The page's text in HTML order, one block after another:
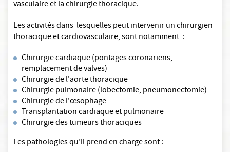
vasculaire et la chirurgie thoracique.
Les activités dans lesquelles peut intervenir un chirurgien
thoracique et cardiovasculaire, sont notamment :
Chirurgie cardiaque (pontages coronariens,
remplacement de valves)
Chirurgie de l'aorte thoracique
Chirurgie pulmonaire (lobectomie, pneumonectomie)
Chirurgie de l'œsophage
Transplantation cardiaque et pulmonaire
Chirurgie des tumeurs thoraciques
Les pathologies qu’il prend en charge sont :